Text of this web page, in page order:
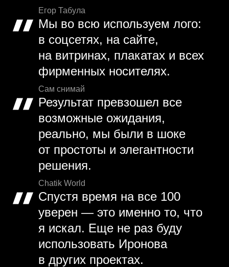
Егор Табула
Мы во всю используем лого:
в соцсетях, на сайте,
на витринах, плакатах и всех
фирменных носителях.
Сам снимай
Результат превзошел все
возможные ожидания,
реально, мы были в шоке
от простоты и элегантности
решения.
Chatik World
Спустя время на все 100
уверен — это именно то, что
я искал. Еще не раз буду
использовать Иронова
в других проектах.